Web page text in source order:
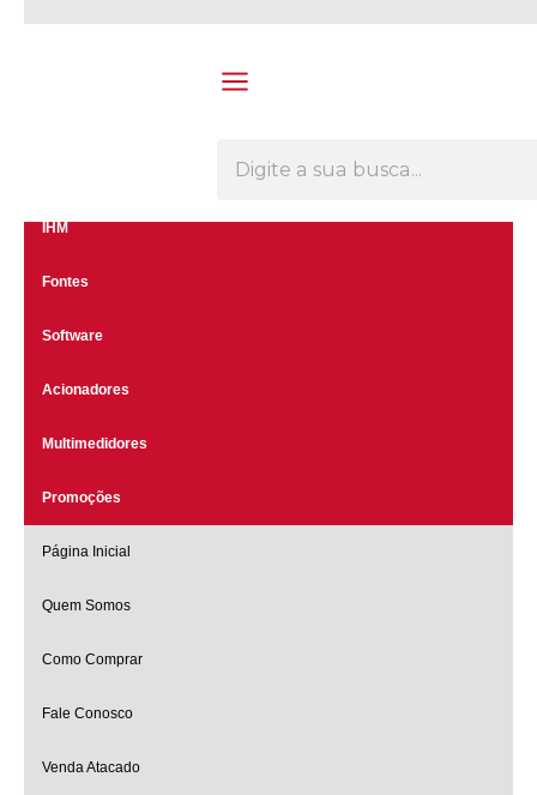
IHM
Fontes
Software
Acionadores
Multimedidores
Promoções
Página Inicial
Quem Somos
Como Comprar
Fale Conosco
Venda Atacado